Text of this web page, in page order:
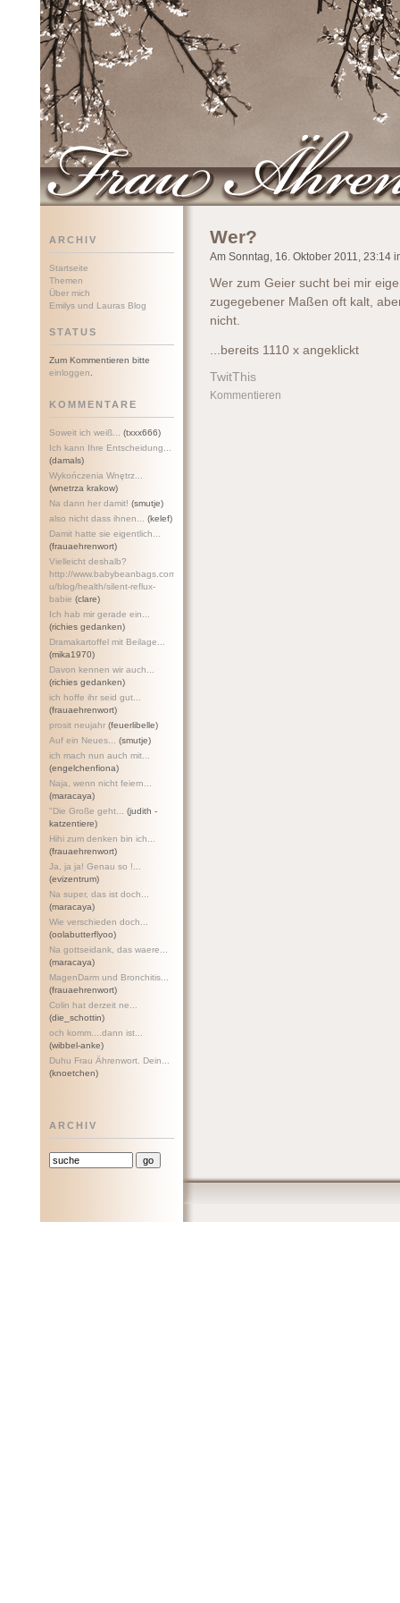
ARCHIV
Startseite
Themen
Über mich
Emilys und Lauras Blog
STATUS
Zum Kommentieren bitte
einloggen
KOMMENTARE
Soweit ich weiß...
(txxx666)
Ich kann Ihre Entscheidung...
(damals)
Wykończenia Wnętrz...
(wnetrza krakow)
Na dann her damit! (smutje)
also nicht dass ihnen...
(kelef)
Damit hatte sie eigentlich...
(frauaehrenwort)
Vielleicht deshalb?
http://www.babybeanbags.com.a
u/blog/health/silent-reflux-
babie (clare)
Ich hab mir gerade ein...
(richies gedanken)
Dramakartoffel mit Beilage...
(mika1970)
Davon kennen wir auch...
(richies gedanken)
ich hoffe ihr seid gut...
(frauaehrenwort)
prosit neujahr (feuerlibelle)
Auf ein Neues...
(smutje)
ich mach nun auch mit...
(engelchenfiona)
Naja, wenn nicht feiern...
(maracaya)
"Die Große geht...
(judith -
katzentiere)
Hihi zum denken bin ich...
(frauaehrenwort)
Ja, ja ja! Genau so !...
(evizentrum)
Na super, das ist doch...
(maracaya)
Wie verschieden doch...
(oolabutterflyoo)
Na gottseidank, das waere...
(maracaya)
MagenDarm und Bronchitis...
(frauaehrenwort)
Colin hat derzeit ne...
(die_schottin)
och komm....dann ist...
(wibbel-anke)
Duhu Frau Ährenwort. Dein...
(knoetchen)
ARCHIV
Wer?
Am Sonntag, 16. Oktober 2011, 23:14
Wer zum Geier sucht bei mir
zugegebener Maßen oft kalt,
nicht.
...bereits 1110 x angeklickt
TwitThis
Kommentieren